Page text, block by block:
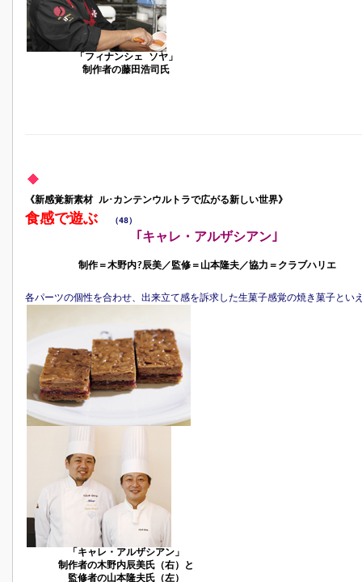
「フィナンシェ ソヤ」
制作者の藤田浩司氏
《新感覚新素材 ル･カンテンウルトラで広がる新しい世界》
食感で遊ぶ （48）
｢キャレ・アルザシアン｣
制作＝木野内?辰美／監修＝山本隆夫／協力＝クラブハリエ
各パーツの個性を合わせ、出来立て感を訴求した生菓子感覚の焼き菓子とい
「キャレ・アルザシアン」
制作者の木野内辰美氏（右）と
監修者の山本隆夫氏（左）